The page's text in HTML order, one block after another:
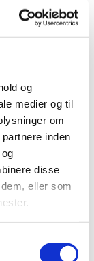
og
medier og til
om
inden
disse
eller som
som
medlem af
ham for at
af dine
af, at han
din
har noget
af det
præst
etiske